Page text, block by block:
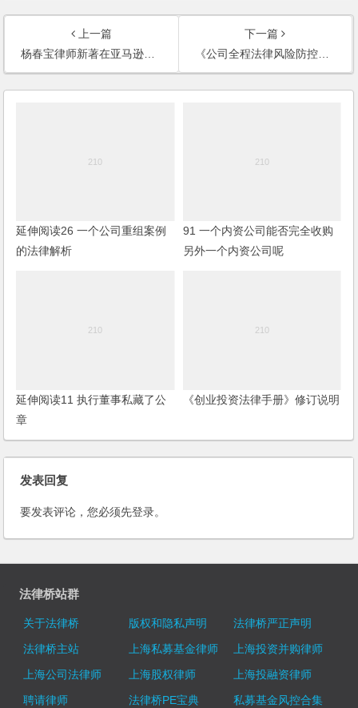
上一篇
杨春宝律师新著在亚马逊和当当新品销量榜上均名列前茅
下一篇
《公司全程法律风险防控实务操作与案例评析》书评：一本值得阅读和学习的好书
延伸阅读26 一个公司重组案例
的法律解析
91 一个内资公司能否完全收购
另外一个内资公司呢
延伸阅读11 执行董事私藏了公
章
《创业投资法律手册》修订说明
发表回复
要发表评论，您必须先登录。
法律桥站群
关于法律桥 版权和隐私声明
法律桥严正声明
法律桥主站
上海私募基金律师
上海投资并购律师
上海公司法律师
上海股权律师
上海投融资律师
聘请律师
法律桥PE宝典
私募基金风控合集